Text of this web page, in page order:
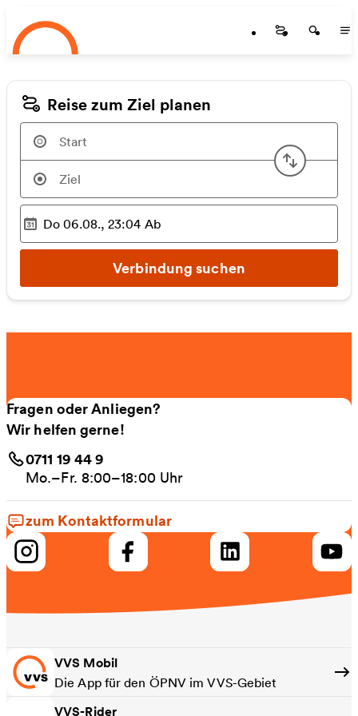
Zum Hauptinhalt springen
Startseite
Reise zum Ziel planen
Start
Ausgewählter Zeitpunkt
Do 06.08., 23:04 Ab
Verbindung suchen
Fragen oder Anliegen?
Wir helfen gerne!
0711 19 44 9
Mo.–Fr. 8:00–18:00 Uhr
zum Kontaktformular
VVS Mobil
Die App für den ÖPNV im VVS-Gebiet
VVS-Rider